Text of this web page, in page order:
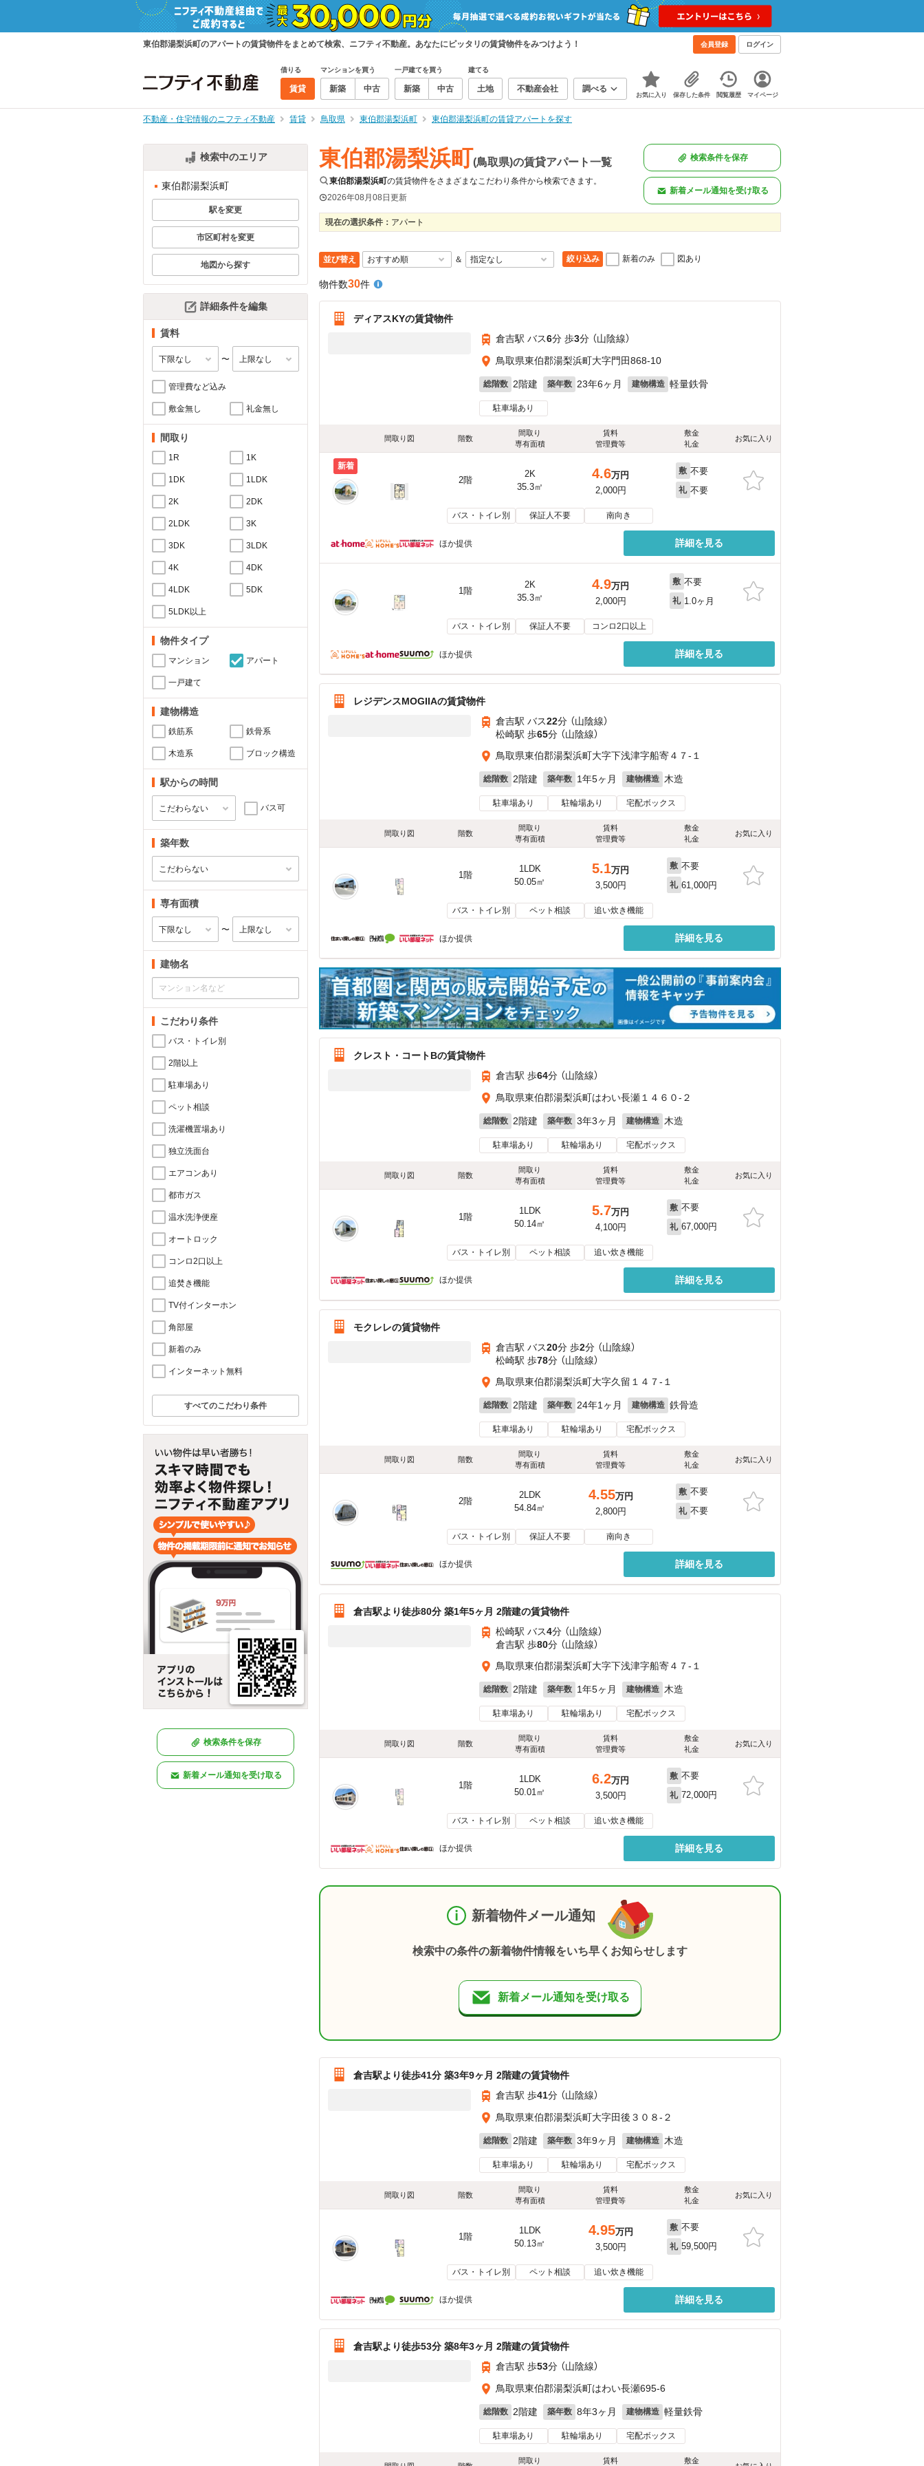
東伯郡湯梨浜町のアパートの賃貸物件をまとめて検索、ニフティ不動産。あなたにピッタリの賃貸物件をみつけよう！ 会員登録 ログイン
借りる
賃貸
マンションを買う
新築 中古
一戸建てを買う
新築 中古
建てる
土地 不動産会社 調べる
お気に入り 保存した条件 閲覧履歴 マイページ
不動産・住宅情報のニフティ不動産 賃貸 鳥取県 東伯郡湯梨浜町 東伯郡湯梨浜町の賃貸アパートを探す
検索中のエリア
東伯郡湯梨浜町
駅を変更
市区町村を変更
地図から探す
詳細条件を編集
賃料
〜
管理費など込み
敷金無し 礼金無し
間取り
1R 1K
1DK 1LDK
2K 2DK
2LDK 3K
3DK 3LDK
4K 4DK
4LDK 5DK
5LDK以上
物件タイプ
マンション アパート
一戸建て
建物構造
鉄筋系 鉄骨系
木造系 ブロック構造
駅からの時間
バス可
築年数
専有面積
〜
建物名
こだわり条件
バス・トイレ別
2階以上
駐車場あり
ペット相談
洗濯機置場あり
独立洗面台
エアコンあり
都市ガス
温水洗浄便座
オートロック
コンロ2口以上
追焚き機能
TV付インターホン
角部屋
新着のみ
インターネット無料
すべてのこだわり条件
検索条件を保存
新着メール通知を受け取る
東伯郡湯梨浜町(鳥取県)の賃貸アパート一覧
東伯郡湯梨浜町の賃貸物件をさまざまなこだわり条件から検索できます。
2026年08月08日更新
検索条件を保存
新着メール通知を受け取る
現在の選択条件： アパート
並び替え ＆ 絞り込み 新着のみ 図あり
物件数30件
ディアスKYの賃貸物件
倉吉駅 バス6分 歩3分 （山陰線）
鳥取県東伯郡湯梨浜町大字門田868-10
総階数 2階建 築年数 23年6ヶ月 建物構造 軽量鉄骨
駐車場あり
間取り図 階数
間取り
専有面積
賃料
管理費等
敷金
礼金
お気に入り
新着
2階
2K
35.3㎡
4.6万円
2,000円
敷 不要
礼 不要
バス・トイレ別 保証人不要 南向き
ほか提供 詳細を見る
1階
2K
35.3㎡
4.9万円
2,000円
敷 不要
礼 1.0ヶ月
バス・トイレ別 保証人不要 コンロ2口以上
ほか提供 詳細を見る
レジデンスMOGIIAの賃貸物件
倉吉駅 バス22分 （山陰線）
松崎駅 歩65分 （山陰線）
鳥取県東伯郡湯梨浜町大字下浅津字船寄４７-１
総階数 2階建 築年数 1年5ヶ月 建物構造 木造
駐車場あり 駐輪場あり 宅配ボックス
間取り図 階数
間取り
専有面積
賃料
管理費等
敷金
礼金
お気に入り
1階
1LDK
50.05㎡
5.1万円
3,500円
敷 不要
礼 61,000円
バス・トイレ別 ペット相談 追い炊き機能
ほか提供 詳細を見る
クレスト・コートBの賃貸物件
倉吉駅 歩64分 （山陰線）
鳥取県東伯郡湯梨浜町はわい長瀬１４６０-２
総階数 2階建 築年数 3年3ヶ月 建物構造 木造
駐車場あり 駐輪場あり 宅配ボックス
間取り図 階数
間取り
専有面積
賃料
管理費等
敷金
礼金
お気に入り
1階
1LDK
50.14㎡
5.7万円
4,100円
敷 不要
礼 67,000円
バス・トイレ別 ペット相談 追い炊き機能
ほか提供 詳細を見る
モクレレの賃貸物件
倉吉駅 バス20分 歩2分 （山陰線）
松崎駅 歩78分 （山陰線）
鳥取県東伯郡湯梨浜町大字久留１４７-１
総階数 2階建 築年数 24年1ヶ月 建物構造 鉄骨造
駐車場あり 駐輪場あり 宅配ボックス
間取り図 階数
間取り
専有面積
賃料
管理費等
敷金
礼金
お気に入り
2階
2LDK
54.84㎡
4.55万円
2,800円
敷 不要
礼 不要
バス・トイレ別 保証人不要 南向き
ほか提供 詳細を見る
倉吉駅より徒歩80分 築1年5ヶ月 2階建の賃貸物件
松崎駅 バス4分 （山陰線）
倉吉駅 歩80分 （山陰線）
鳥取県東伯郡湯梨浜町大字下浅津字船寄４７-１
総階数 2階建 築年数 1年5ヶ月 建物構造 木造
駐車場あり 駐輪場あり 宅配ボックス
間取り図 階数
間取り
専有面積
賃料
管理費等
敷金
礼金
お気に入り
1階
1LDK
50.01㎡
6.2万円
3,500円
敷 不要
礼 72,000円
バス・トイレ別 ペット相談 追い炊き機能
ほか提供 詳細を見る
新着物件メール通知
検索中の条件の新着物件情報をいち早くお知らせします
新着メール通知を受け取る
倉吉駅より徒歩41分 築3年9ヶ月 2階建の賃貸物件
倉吉駅 歩41分 （山陰線）
鳥取県東伯郡湯梨浜町大字田後３０８-２
総階数 2階建 築年数 3年9ヶ月 建物構造 木造
駐車場あり 駐輪場あり 宅配ボックス
間取り図 階数
間取り
専有面積
賃料
管理費等
敷金
礼金
お気に入り
1階
1LDK
50.13㎡
4.95万円
3,500円
敷 不要
礼 59,500円
バス・トイレ別 ペット相談 追い炊き機能
ほか提供 詳細を見る
倉吉駅より徒歩53分 築8年3ヶ月 2階建の賃貸物件
倉吉駅 歩53分 （山陰線）
鳥取県東伯郡湯梨浜町はわい長瀬695-6
総階数 2階建 築年数 8年3ヶ月 建物構造 軽量鉄骨
駐車場あり 駐輪場あり 宅配ボックス
間取り 賃料 敷金